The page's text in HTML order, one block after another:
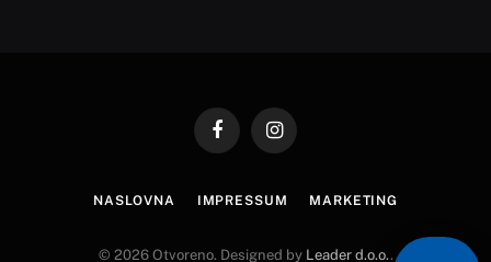
FacebookInstagram
NASLOVNA IMPRESSUM MARKETING
© 2026 Otvoreno. Designed by Leader d.o.o. .